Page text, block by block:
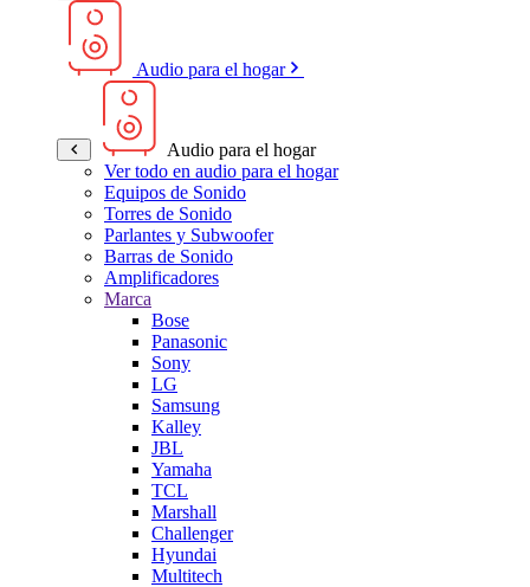
Audio para el hogar
Audio para el hogar
Ver todo en audio para el hogar
Equipos de Sonido
Torres de Sonido
Parlantes y Subwoofer
Barras de Sonido
Amplificadores
Marca
Bose
Panasonic
Sony
LG
Samsung
Kalley
JBL
Yamaha
TCL
Marshall
Challenger
Hyundai
Multitech